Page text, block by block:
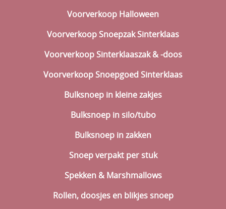
Voorverkoop Halloween
Voorverkoop Snoepzak Sinterklaas
Voorverkoop Sinterklaaszak & -doos
Voorverkoop Snoepgoed Sinterklaas
Bulksnoep in kleine zakjes
Bulksnoep in silo/tubo
Bulksnoep in zakken
Snoep verpakt per stuk
Spekken & Marshmallows
Rollen, doosjes en blikjes snoep